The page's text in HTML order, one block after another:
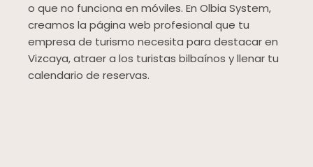
o que no funciona en móviles. En Olbia System,
creamos la página web profesional que tu
empresa de turismo necesita para destacar en
Vizcaya, atraer a los turistas bilbaínos y llenar tu
calendario de reservas.